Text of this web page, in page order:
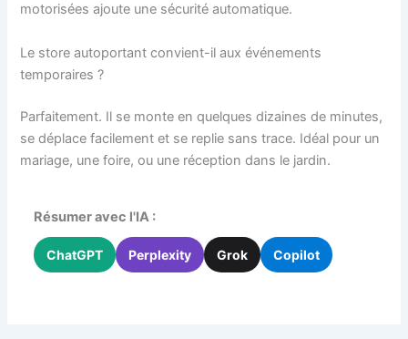
motorisées ajoute une sécurité automatique.
Le store autoportant convient-il aux événements
temporaires ?
Parfaitement. Il se monte en quelques dizaines de minutes,
se déplace facilement et se replie sans trace. Idéal pour un
mariage, une foire, ou une réception dans le jardin.
Résumer avec l'IA :
ChatGPT Perplexity Grok Copilot